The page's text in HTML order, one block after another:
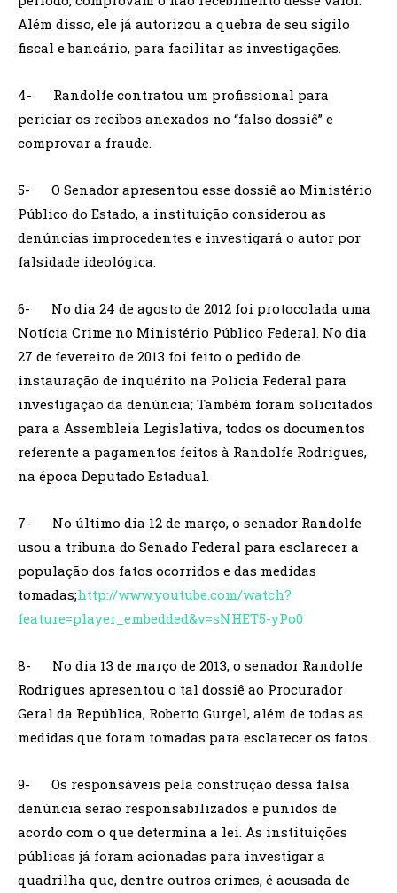
Além disso, ele já autorizou a quebra de seu sigilo
fiscal e bancário, para facilitar as investigações.
4- Randolfe contratou um profissional para
periciar os recibos anexados no “falso dossiê” e
comprovar a fraude.
5- O Senador apresentou esse dossiê ao Ministério
Público do Estado, a instituição considerou as
denúncias improcedentes e investigará o autor por
falsidade ideológica.
6- No dia 24 de agosto de 2012 foi protocolada uma
Notícia Crime no Ministério Público Federal. No dia
27 de fevereiro de 2013 foi feito o pedido de
instauração de inquérito na Polícia Federal para
investigação da denúncia; Também foram solicitados
para a Assembleia Legislativa, todos os documentos
referente a pagamentos feitos à Randolfe Rodrigues,
na época Deputado Estadual.
7- No último dia 12 de março, o senador Randolfe
usou a tribuna do Senado Federal para esclarecer a
população dos fatos ocorridos e das medidas
tomadas;http://www.youtube.com/watch?
feature=player_embedded&v=sNHET5-yPo0
8- No dia 13 de março de 2013, o senador Randolfe
Rodrigues apresentou o tal dossiê ao Procurador
Geral da República, Roberto Gurgel, além de todas as
medidas que foram tomadas para esclarecer os fatos.
9- Os responsáveis pela construção dessa falsa
denúncia serão responsabilizados e punidos de
acordo com o que determina a lei. As instituições
públicas já foram acionadas para investigar a
quadrilha que, dentre outros crimes, é acusada de